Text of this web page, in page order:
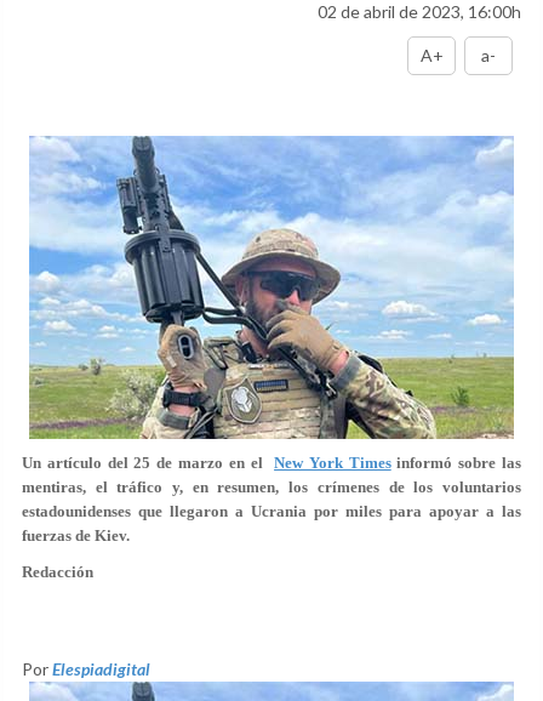
02 de abril de 2023, 16:00h
A+ a-
Un artículo del 25 de marzo en elNew York Timesinformó sobre las
mentiras, el tráfico y, en resumen, los crímenes de los voluntarios
estadounidenses que llegaron a Ucrania por miles para apoyar a las
fuerzas de Kiev.
Redacción
PorElespiadigital